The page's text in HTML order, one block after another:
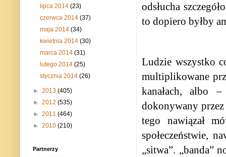
odsłucha
to dopiero byłby
Ludzie wszystko
multiplikowane
kanałach, albo
dokonywany
tego nawiązał
społeczeństwie,
„sitwa”. „banda”
lipca 2014(23)
czerwca 2014(37)
maja 2014(34)
kwietnia 2014(30)
marca 2014(31)
lutego 2014(25)
stycznia 2014(26)
► 2013 (405)
► 2012 (535)
► 2011 (464)
► 2010 (210)
Partnerzy